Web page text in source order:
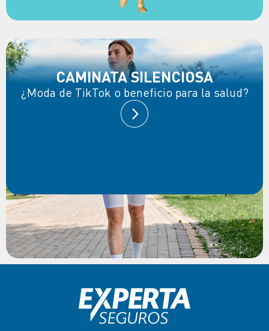
CAMINATA SILENCIOSA
¿Moda de TikTok o beneficio para la salud?